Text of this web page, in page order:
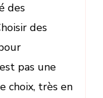
des
des
pas une
choix, très en